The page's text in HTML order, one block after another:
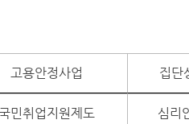
고용안정사업 집단
민취업지원제도 심리